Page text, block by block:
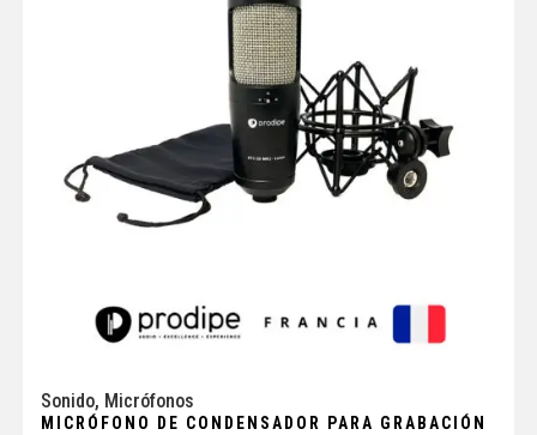
Sonido, Micrófonos
MICRÓFONO DE CONDENSADOR PARA GRABACIÓN